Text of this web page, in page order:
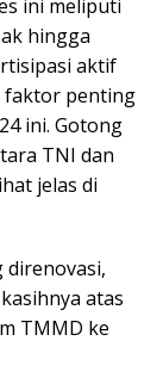
ini meliputi
hingga
aktif
faktor penting
ini. Gotong
TNI dan
jelas di
direnovasi,
atas
TMMD ke